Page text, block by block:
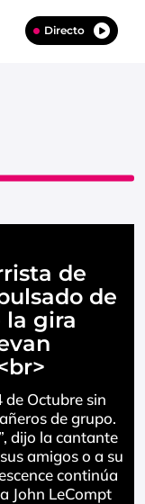
Directo
de
de
la gira
Octubre sin
de grupo.
dijo la cantante
amigos o a su
continúa
John LeCompt